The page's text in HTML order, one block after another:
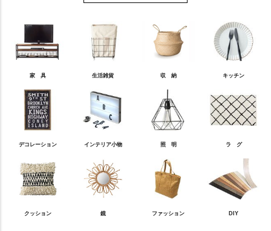
家 具 生活雑貨 収 納 キッチン
デコレーション インテリア小物 照 明 ラ グ
クッション 鏡 ファッション DIY